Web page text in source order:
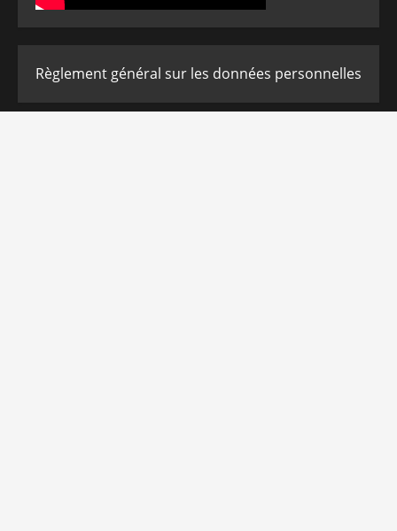
Règlement général sur les données personnelles